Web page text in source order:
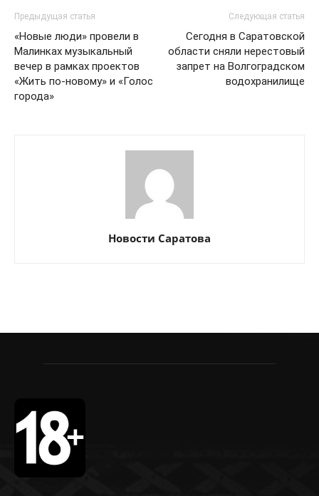
Предыдущая статья
«Новые люди» провели в
Малинках музыкальный
вечер в рамках проектов
«Жить по-новому» и «Голос
города»
Следующая статья
Сегодня в Саратовской
области сняли нерестовый
запрет на Волгоградском
водохранилище
Новости Саратова